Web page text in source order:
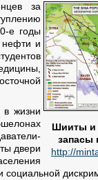
Шииты и
запасы
http://
за
е годы
нефти и
в жизни
двери
социальной